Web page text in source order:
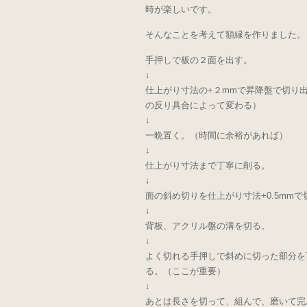
時が楽しいです。
そんなことを考えて額縁を作りました。
手押しで板の２面を出す。
↓
仕上がり寸法の+２mmで昇降盤で切り
の反り具合によって変わる）
↓
一晩置く。（時間に余裕があれば）
↓
仕上がり寸法まで丁寧に削る。
↓
面の斜め切りを仕上がり寸法+0.5mmで
↓
背板、アクリル盤の溝を切る。
↓
よく切れる手押しで斜めに切った部分を
る。（ここが重要）
↓
あとは長さを切って、組んで、磨いて完